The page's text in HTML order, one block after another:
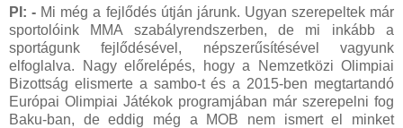
PI: - Mi még a fejlődés útján járunk. Ugyan szerepeltek már
sportolóink MMA szabályrendszerben, de mi inkább a
sportágunk fejlődésével, népszerűsítésével vagyunk
elfoglalva. Nagy előrelépés, hogy a Nemzetközi Olimpiai
Bizottság elismerte a sambo-t és a 2015-ben megtartandó
Európai Olimpiai Játékok programjában már szerepelni fog
Baku-ban, de eddig még a MOB nem ismert el minket